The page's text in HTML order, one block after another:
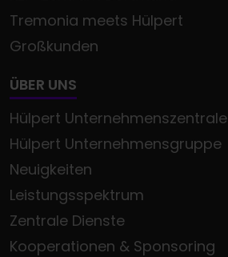
Tremonia meets Hülpert
Großkunden
ÜBER UNS
Hülpert Unternehmenszentrale
Hülpert Unternehmensgruppe
Neuigkeiten
Leistungsspektrum
Zentrale Dienste
Kooperationen & Sponsoring